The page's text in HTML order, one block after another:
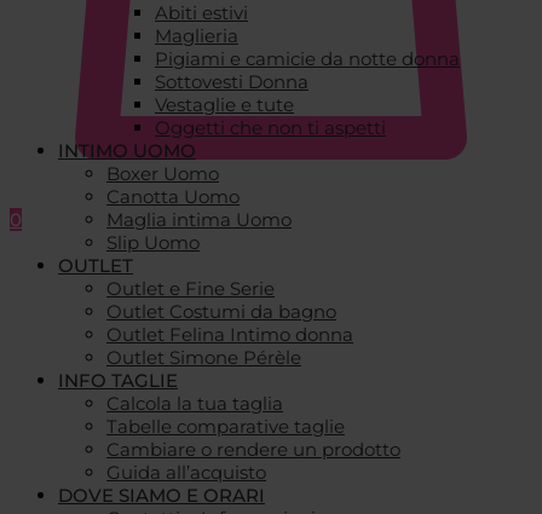
0
Abiti estivi
Maglieria
Pigiami e camicie da notte donna
Sottovesti Donna
Vestaglie e tute
Oggetti che non ti aspetti
INTIMO UOMO
Boxer Uomo
Canotta Uomo
Maglia intima Uomo
Slip Uomo
OUTLET
Outlet e Fine Serie
Outlet Costumi da bagno
Outlet Felina Intimo donna
Outlet Simone Pérèle
INFO TAGLIE
Calcola la tua taglia
Tabelle comparative taglie
Cambiare o rendere un prodotto
Guida all’acquisto
DOVE SIAMO E ORARI